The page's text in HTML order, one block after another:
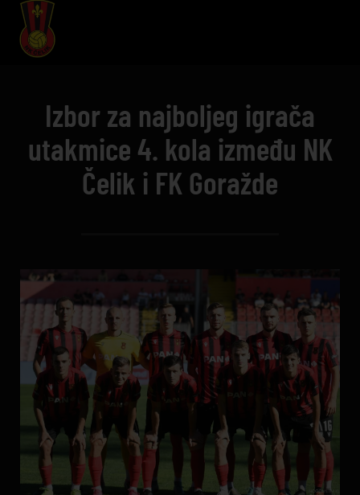
Izbor za najboljeg igrača
utakmice 4. kola između NK
Čelik i FK Goražde